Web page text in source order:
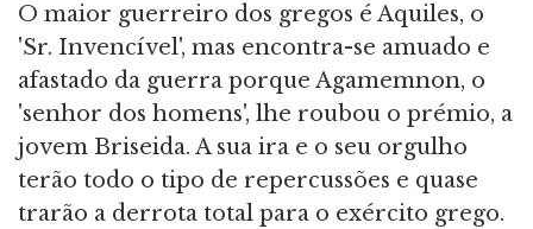
O maior guerreiro dos gregos é Aquiles, o
'Sr. Invencível', mas encontra-se amuado e
afastado da guerra porque Agamemnon, o
'senhor dos homens', lhe roubou o prémio, a
jovem Briseida. A sua ira e o seu orgulho
terão todo o tipo de repercussões e quase
trarão a derrota total para o exército grego.